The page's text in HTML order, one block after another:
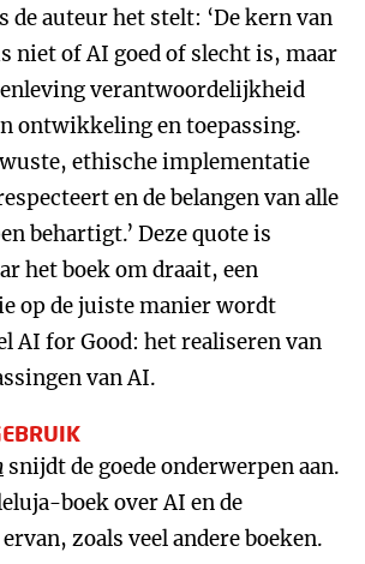
de auteur het stelt: ‘De kern van
niet of AI goed of slecht is, maar
verantwoordelijkheid
ontwikkeling en toepassing.
ethische implementatie
en de belangen van alle
behartigt.’ Deze quote is
het boek om draait, een
op de juiste manier wordt
AI for Good: het realiseren van
van AI.
snijdt de goede onderwerpen aan.
boek over AI en de
zoals veel andere boeken.